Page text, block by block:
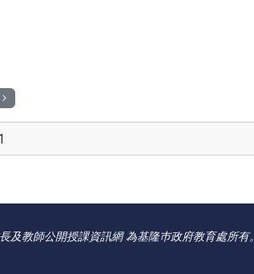
及教師公開授課資訊網 為基隆巿政府教育處所有。